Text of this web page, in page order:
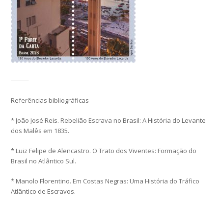
⸻
Referências bibliográficas
* João José Reis. Rebelião Escrava no Brasil: A História do Levante
dos Malês em 1835.
* Luiz Felipe de Alencastro. O Trato dos Viventes: Formação do
Brasil no Atlântico Sul.
* Manolo Florentino. Em Costas Negras: Uma História do Tráfico
Atlântico de Escravos.